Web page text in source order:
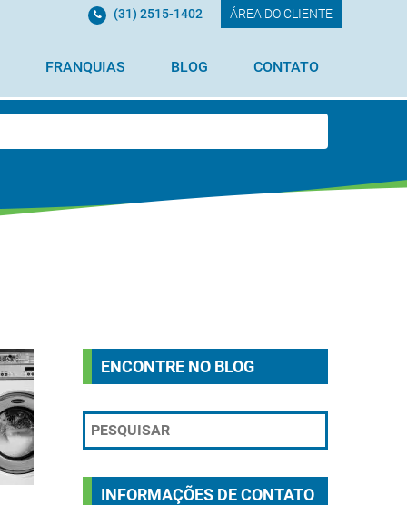
ÁREA DO CLIENTE
(31) 2515-1402
FRANQUIAS BLOG CONTATO
ENCONTRE NO BLOG
INFORMAÇÕES DE CONTATO